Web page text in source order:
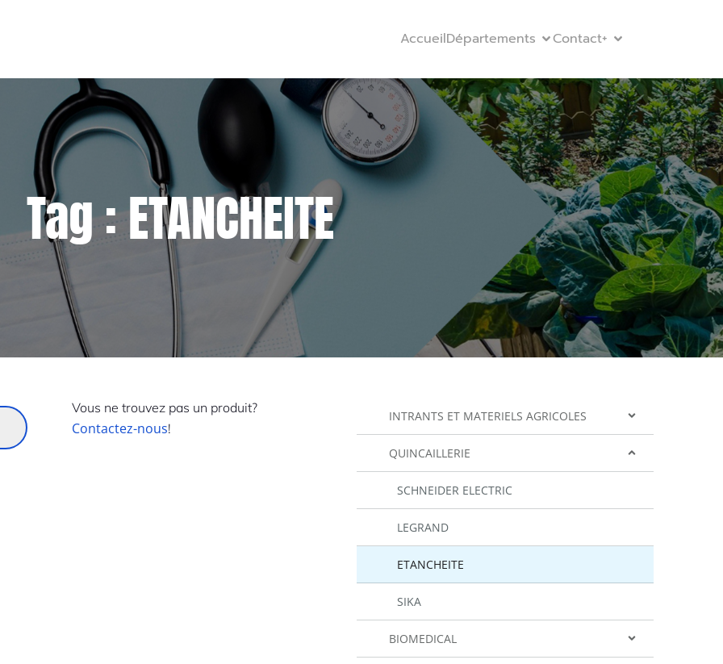
AccueilDépartements Contact+
Tag : ETANCHEITE
Vous ne trouvez pas un produit?
Contactez-nous!
INTRANTS ET MATERIELS AGRICOLES
QUINCAILLERIE
SCHNEIDER ELECTRIC
LEGRAND
ETANCHEITE
SIKA
BIOMEDICAL